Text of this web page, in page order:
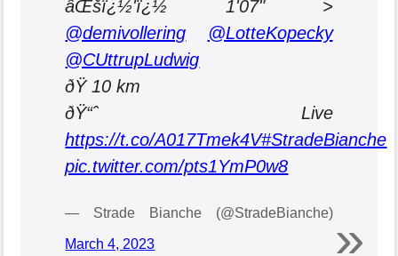
âŒšï¿½'ï¿½ 1'07" >
@demivollering
@LotteKopecky
@CUttrupLudwig
ðŸ 10 km
ðŸ“ˆ Live
https://t.co/A017Tmek4V#StradeBianche
pic.twitter.com/pts1YmP0w8
— Strade Bianche (@StradeBianche)
March 4, 2023